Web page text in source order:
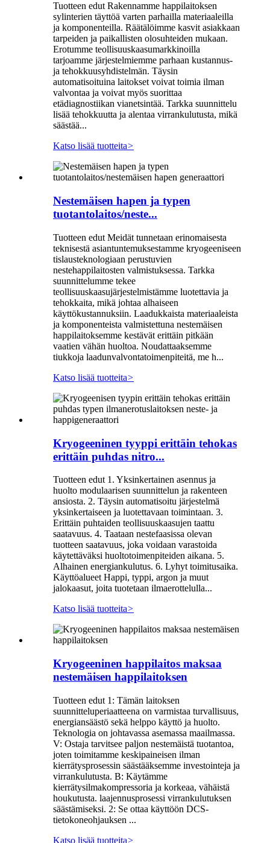
Tuotteen edut Rakennamme happilaitoksen
sylinterien täyttöä varten parhailla materiaaleilla
ja komponenteilla. Räätälöimme kasvit asiakkaan
tarpeiden ja paikallisten olosuhteiden mukaan.
Erotumme teollisuuskaasumarkkinoilla
tarjoamme järjestelmiemme parhaan kustannus-
ja tehokkuusyhdistelmän. Täysin
automatisoituina laitokset voivat toimia ilman
valvontaa ja voivat myös suorittaa
etädiagnostiikan vianetsintää. Tarkka suunnittelu
lisää tehokkuutta ja alentaa virrankulutusta, mikä
säästää...
Katso lisää tuotteita>
Nestemäisen hapen ja typen
tuotantolaitos/neste...
Tuotteen edut Meidät tunnetaan erinomaisesta
teknisestä asiantuntemuksestamme kryogeeniseen
tislausteknologiaan perustuvien
nestehappilaitosten valmistuksessa. Tarkka
suunnittelumme tekee
teollisuuskaasujärjestelmistämme luotettavia ja
tehokkaita, mikä johtaa alhaiseen
käyttökustannuksiin. Laadukkaista materiaaleista
ja komponenteista valmistettuna nestemäisen
happilaitoksemme kestävät erittäin pitkään
vaatien vähän huoltoa. Noudattaaksemme
tiukkoja laadunvalvontatoimenpiteitä, me h...
Katso lisää tuotteita>
Kryogeeninen tyyppi erittäin tehokas
erittäin puhdas nitro...
Tuotteen edut 1. Yksinkertainen asennus ja
huolto modulaarisen suunnittelun ja rakenteen
ansiosta. 2. Täysin automatisoitu järjestelmä
yksinkertaiseen ja luotettavaan toimintaan. 3.
Erittäin puhtaiden teollisuuskaasujen taattu
saatavuus. 4. Taataan nestefaasissa olevan
tuotteen saatavuus, joka voidaan varastoida
käytettäväksi huoltotoimenpiteiden aikana. 5.
Alhainen energiankulutus. 6. Lyhyt toimitusaika.
Käyttöalueet Happi, typpi, argon ja muut
jalokaasut, joita tuotetaan ilmaerottelulla...
Katso lisää tuotteita>
Kryogeeninen happilaitos maksaa
nestemäisen happilaitoksen
Tuotteen edut 1: Tämän laitoksen
suunnitteluperiaatteena on varmistaa turvallisuus,
energiansäästö sekä helppo käyttö ja huolto.
Teknologia on johtavassa asemassa maailmassa.
V: Ostaja tarvitsee paljon nestemäistä tuotantoa,
joten toimitamme keskipaineisen ilman
kierrätysprosessin säästääksemme investointeja ja
virrankulutusta. B: Käytämme
kierrätysilmakompressoria ja korkeaa, vähäistä
houkutusta. laajennusprosessi virrankulutuksen
säästämiseksi. 2: Se ottaa käyttöön DCS-
tietokoneohjauksen ...
Katso lisää tuotteita>